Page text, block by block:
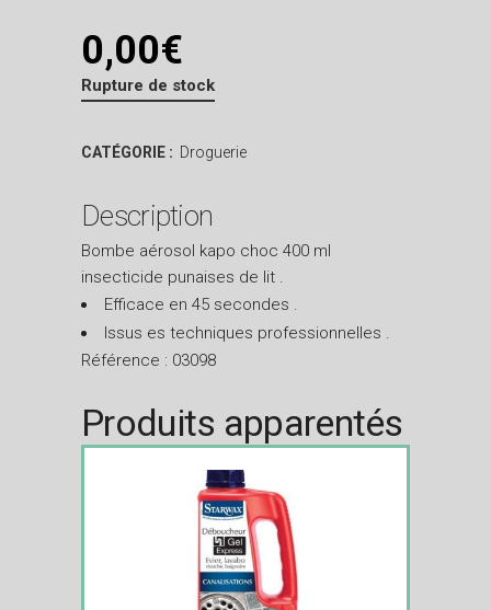
0,00€
Rupture de stock
CATÉGORIE : Droguerie
Description
Bombe aérosol kapo choc 400 ml
insecticide punaises de lit .
Efficace en 45 secondes .
Issus es techniques professionnelles .
Référence : 03098
Produits apparentés